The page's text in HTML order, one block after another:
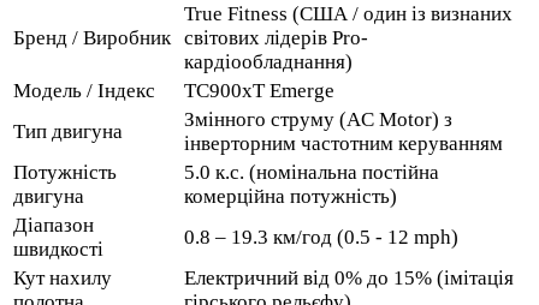
Бренд / Виробник
True Fitness (США / один із визнаних
світових лідерів Pro-
кардіообладнання)
Модель / Індекс
TC900xT Emerge
Тип двигуна
Змінного струму (AC Motor) з
інверторним частотним керуванням
Потужність
двигуна
5.0 к.с. (номінальна постійна
комерційна потужність)
Діапазон
швидкості
0.8 – 19.3 км/год (0.5 - 12 mph)
Кут нахилу
Електричний від 0% до 15% (імітація